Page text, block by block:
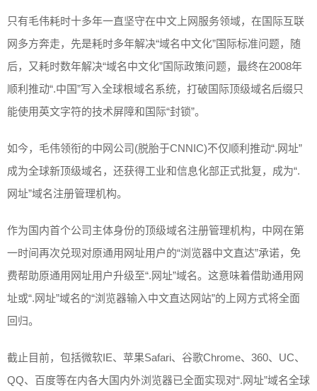
只有毛伟耗时十多年一直坚守在中文上网服务领域，在国际互联
网多方奔走，先是耗时多年解决“域名中文化”国际标准问题，随
后，又耗时数年解决“域名中文化”国际政策问题，最终在2008年
顺利推动“.中国”写入全球根域名系统，打破国际顶级域名后缀只
能使用英文字符的技术屏障和国际“封锁”。
如今，毛伟领衔的中网公司(脱胎于CNNIC)不仅顺利推动“.网址”
成为全球新顶级域名，还获得工业和信息化部正式批复，成为“.
网址”域名注册管理机构。
作为国内首个公司主体身份的顶级域名注册管理机构，中网在第
一时间再次兑现对原通用网址用户的“浏览器中文直达”承诺，免
费帮助原通用网址用户升级至“.网址”域名。这意味着借助通用网
址或“.网址”域名的“浏览器输入中文直达网站”的上网方式将全面
回归。
截止目前，包括微软IE、苹果Safari、谷歌Chrome、360、UC、
QQ、百度等在内各大国内外浏览器已全面实现对“.网址”域名全球